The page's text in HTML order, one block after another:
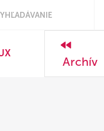
Archív